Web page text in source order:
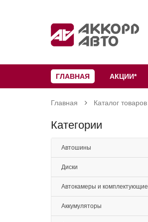
ГЛАВНАЯ АКЦИИ*
Главная Каталог товаров
Категории
Автошины
Диски
Автокамеры и комплектующие
Аккумуляторы